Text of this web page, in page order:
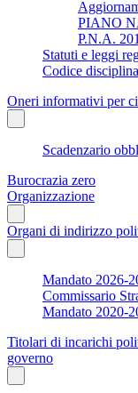
PIANO
P.N.A.
Statuti e leggi
Codice
Oneri informativi per
Scadenzario
Burocrazia zero
Organizzazione
Organi di indirizzo
Mandato 2026-
Commissario
Mandato 2020-
Titolari di incarichi
governo